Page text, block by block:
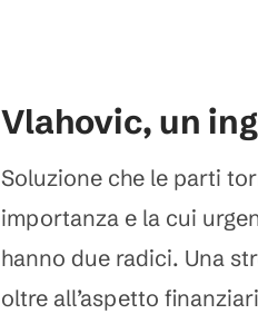
Vlahovic, un
Soluzione che le parti
importanza e la cui
hanno due radici. Una
oltre all’aspetto